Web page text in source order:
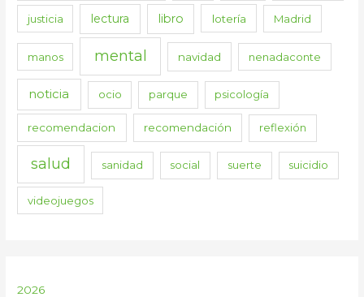
justicia lectura libro lotería Madrid
manos mental navidad nenadaconte
noticia ocio parque psicología
recomendacion recomendación reflexión
salud sanidad social suerte suicidio
videojuegos
2026